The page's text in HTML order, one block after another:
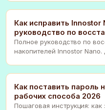
Как исправить Innostor
руководство по
Полное руководство по
накопителей Innostor
Как поставить пароль
рабочих способа 2026
Пошаговая инструкция: